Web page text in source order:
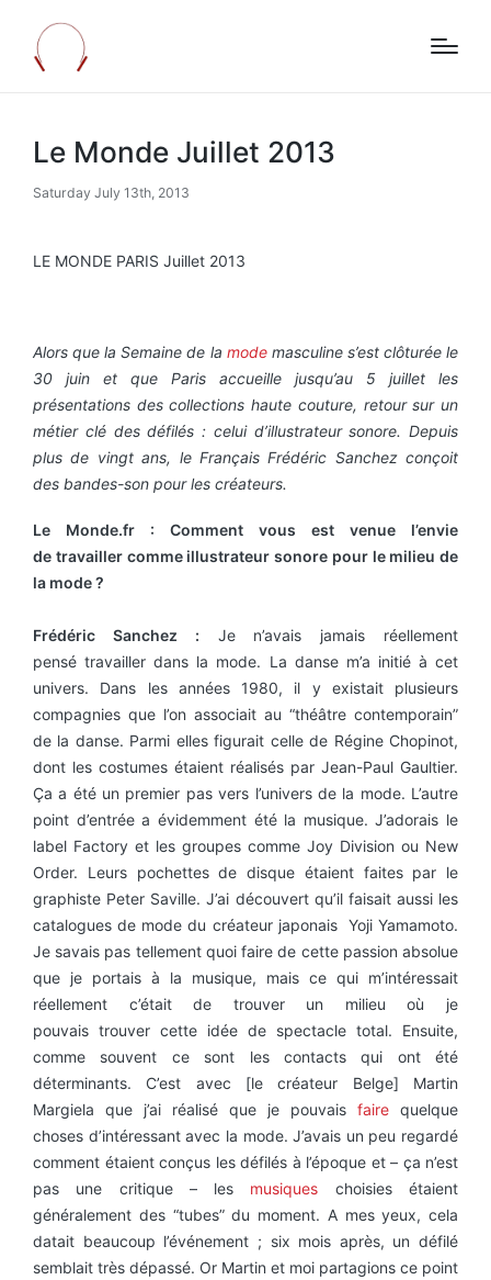
Le Monde Juillet 2013
Saturday July 13th, 2013
LE MONDE PARIS Juillet 2013
Alors que la Semaine de la modemasculine s’est clôturée le
30 juin et que Paris accueille jusqu’au 5 juillet les
présentations des collections haute couture, retour sur un
métier clé des défilés : celui d’illustrateur sonore. Depuis
plus de vingt ans, le Français Frédéric Sanchez conçoit
des bandes-son pour les créateurs.
Le Monde.fr : Comment vous est venue l’envie
de travailler comme illustrateur sonore pour le milieu de
la mode ?
Frédéric Sanchez : Je n’avais jamais réellement
pensé travailler dans la mode. La danse m’a initié à cet
univers. Dans les années 1980, il y existait plusieurs
compagnies que l’on associait au “théâtre contemporain”
de la danse. Parmi elles figurait celle de Régine Chopinot,
dont les costumes étaient réalisés par Jean-Paul Gaultier.
Ça a été un premier pas vers l’univers de la mode. L’autre
point d’entrée a évidemment été la musique. J’adorais le
label Factory et les groupes comme Joy Division ou New
Order. Leurs pochettes de disque étaient faites par le
graphiste Peter Saville. J’ai découvert qu’il faisait aussi les
catalogues de mode du créateur japonais Yoji Yamamoto.
Je savais pas tellement quoi faire de cette passion absolue
que je portais à la musique, mais ce qui m’intéressait
réellement c’était de trouver un milieu où je
pouvais trouver cette idée de spectacle total. Ensuite,
comme souvent ce sont les contacts qui ont été
déterminants. C’est avec [le créateur Belge] Martin
Margiela que j’ai réalisé que je pouvais faire quelque
choses d’intéressant avec la mode. J’avais un peu regardé
comment étaient conçus les défilés à l’époque et – ça n’est
pas une critique – les musiques choisies étaient
généralement des “tubes” du moment. A mes yeux, cela
datait beaucoup l’événement ; six mois après, un défilé
semblait très dépassé. Or Martin et moi partagions ce point